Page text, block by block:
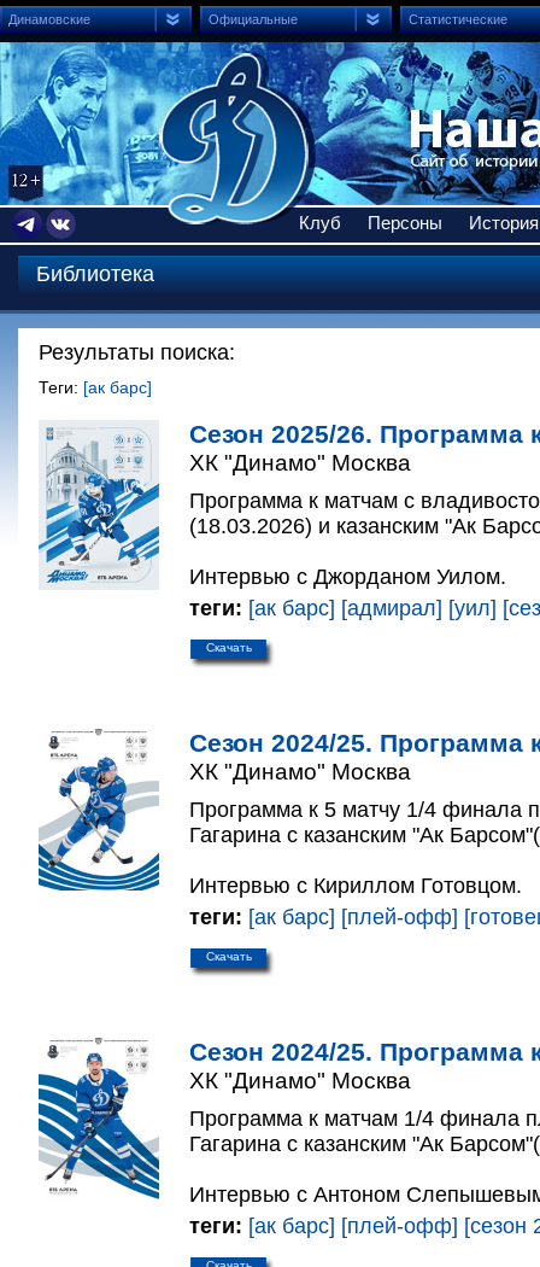
Динамовские Официальные Статистические
Клуб Персоны История
Библиотека
Результаты поиска:
Теги: [ак барс]
Сезон 2025/26. Программа
ХК "Динамо" Москва
Программа к матчам с
(18.03.2026) и казанским "Ак
Интервью с Джорданом Уилом.
теги: [ак барс] [адмирал] [уил]
Скачать
Сезон 2024/25. Программа
ХК "Динамо" Москва
Программа к 5 матчу 1/4 финала
Гагарина с казанским "Ак
Интервью с Кириллом Готовцом.
теги: [ак барс] [плей-офф]
Скачать
Сезон 2024/25. Программа
ХК "Динамо" Москва
Программа к матчам 1/4 финала
Гагарина с казанским "Ак
Интервью с Антоном
теги: [ак барс] [плей-офф] [сезон